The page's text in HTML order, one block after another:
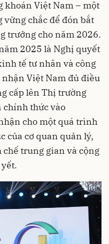
Việt Nam – một
vững chắc để đón bắt
trưởng cho năm 2026.
2025 là Nghị quyết
tế tư nhân và công
nhận Việt Nam đủ điều
cấp lên Thị trường
chính thức vào
cho một quá trình
của cơ quan quản lý,
chế trung gian và cộng